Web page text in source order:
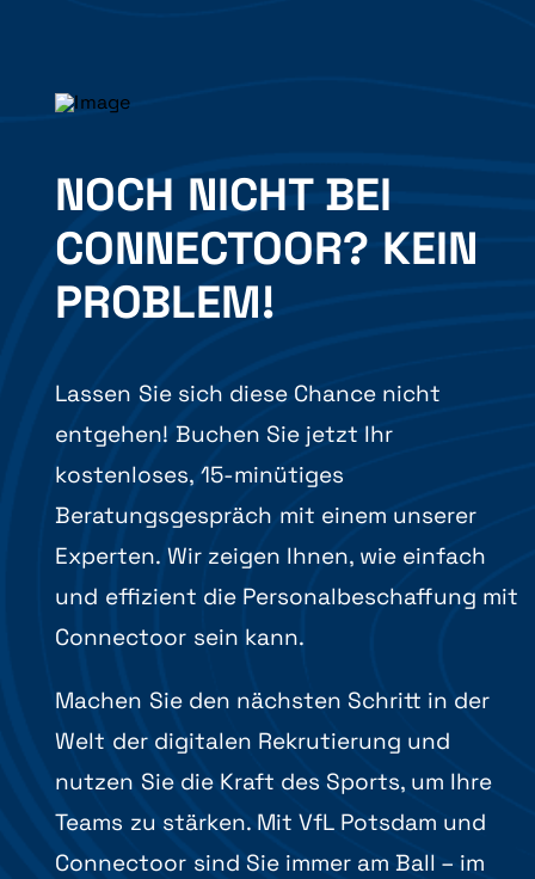
NOCH NICHT BEI
CONNECTOOR? KEIN
PROBLEM!
Lassen Sie sich diese Chance nicht
entgehen! Buchen Sie jetzt Ihr
kostenloses, 15-minütiges
Beratungsgespräch mit einem unserer
Experten. Wir zeigen Ihnen, wie einfach
und effizient die Personalbeschaffung mit
Connectoor sein kann.
Machen Sie den nächsten Schritt in der
Welt der digitalen Rekrutierung und
nutzen Sie die Kraft des Sports, um Ihre
Teams zu stärken. Mit VfL Potsdam und
Connectoor sind Sie immer am Ball – im